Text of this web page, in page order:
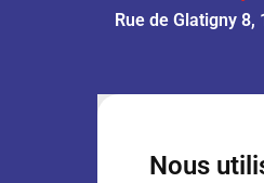
Nous
Rue de Glatigny 8,
: 9h00
Dim: